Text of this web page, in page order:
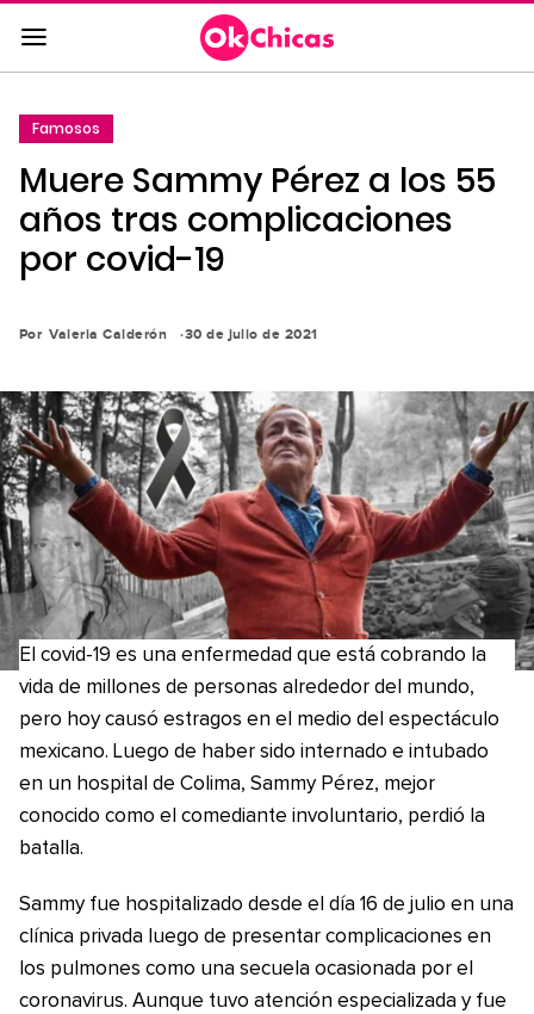
Saltar
al
contenido
a
la
navegación
principal
Famosos
Muere Sammy Pérez a los 55
años tras complicaciones
por covid-19
Por Valeria Calderón 30 de julio de 2021
El covid-19 es una enfermedad que está cobrando la
vida de millones de personas alrededor del mundo,
pero hoy causó estragos en el medio del espectáculo
mexicano. Luego de haber sido internado e intubado
en un hospital de Colima, Sammy Pérez, mejor
conocido como el comediante involuntario, perdió la
batalla.
Sammy fue hospitalizado desde el día 16 de julio en una
clínica privada luego de presentar complicaciones en
los pulmones como una secuela ocasionada por el
coronavirus. Aunque tuvo atención especializada y fue